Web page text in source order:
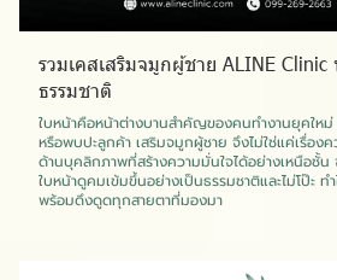
รวมเคสเสริมจมูกผู้ชาย ALINE
ธรรมชาติ
ใบหน้าคือหน้าต่างบานสำคัญของคนทำงานยุคใหม่
หรือพบปะลูกค้า เสริมจมูกผู้ชาย จึงไม่ใช่แค่เรื่อง
ด้านบุคลิกภาพที่สร้างความมั่นใจได้อย่างเหนือชั้
ใบหน้าดูคมเข้มขึ้นอย่างเป็นธรรมชาติและไม่โป๊ะ
พร้อมดึงดูดทุกสายตาที่มองมา